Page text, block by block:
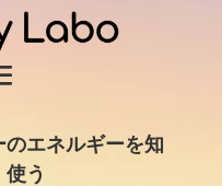
エネルギーを知
う